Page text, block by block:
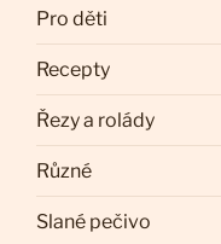
Pro děti
Recepty
Řezy a rolády
Různé
Slané pečivo